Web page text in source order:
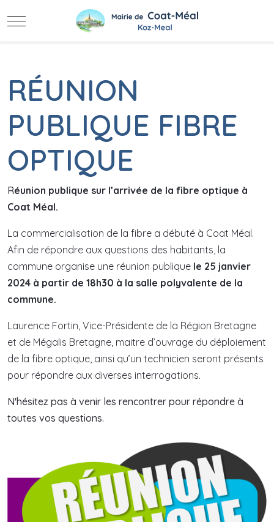
Mobile Menu Toggle
RÉUNION
PUBLIQUE FIBRE
OPTIQUE
Réunion publique sur l’arrivée de la fibre optique à
Coat Méal.
La commercialisation de la fibre a débuté à Coat Méal.
Afin de répondre aux questions des habitants, la
commune organise une réunion publique le 25 janvier
2024 à partir de 18h30 à la salle polyvalente de la
commune.
Laurence Fortin, Vice-Présidente de la Région Bretagne
et de Mégalis Bretagne, maitre d’ouvrage du déploiement
de la fibre optique, ainsi qu’un technicien seront présents
pour répondre aux diverses interrogations.
N'hésitez pas à venir les rencontrer pour répondre à
toutes vos questions.